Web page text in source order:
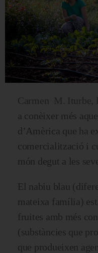
Carmen M. Iturbe
a conèixer més
d’Amèrica que ha
comercialització i
món degut a les
El nabiu blau
mateixa família)
fruites amb més
(substàncies que
que produeixen